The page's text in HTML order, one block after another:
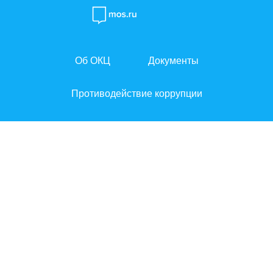
← К списку направлений
Об ОКЦ Документы
Противодействие коррупции